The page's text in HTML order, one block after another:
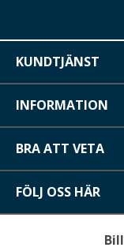
KUNDTJÄNST
INFORMATION
BRA ATT VETA
FÖLJ OSS HÄR